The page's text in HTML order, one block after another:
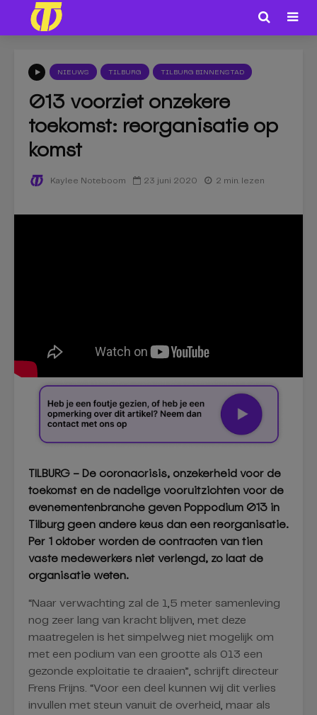
NIEUWS TILBURG TILBURG BINNENSTAD
013 voorziet onzekere
toekomst: reorganisatie op
komst
Kaylee Noteboom 23 juni 2020 2 min. lezen
TILBURG – De coronacrisis, onzekerheid voor de
toekomst en de nadelige vooruitzichten voor de
evenementenbranche geven Poppodium 013 in
Tilburg geen andere keus dan een reorganisatie.
Per 1 oktober worden de contracten van tien
vaste medewerkers niet verlengd, zo laat de
organisatie weten.
“Naar verwachting zal de 1,5 meter samenleving
nog zeer lang van kracht blijven, met deze
maatregelen is het simpelweg niet mogelijk om
met een podium van een grootte als 013 een
gezonde exploitatie te draaien”, schrijft directeur
Frens Frijns. “Voor een deel kunnen wij dit verlies
invullen met steun vanuit de overheid, maar als